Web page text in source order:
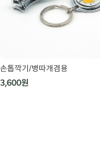
손톱깍기/병따개겸용
3,600원